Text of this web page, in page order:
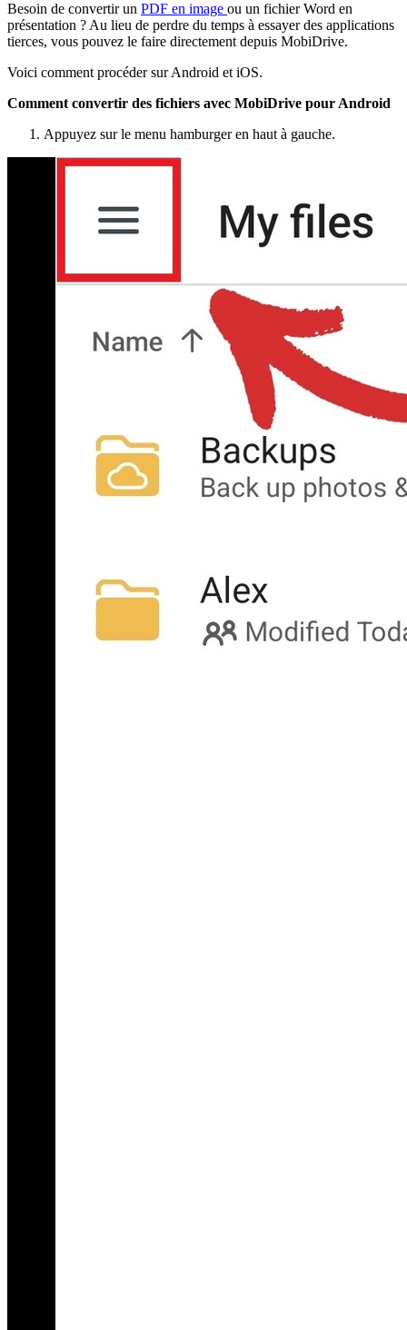
Besoin de convertir un PDF en image ou un fichier Word en
présentation ? Au lieu de perdre du temps à essayer des applications
tierces, vous pouvez le faire directement depuis MobiDrive.
Voici comment procéder sur Android et iOS.
Comment convertir des fichiers avec MobiDrive pour Android
Appuyez sur le menu hamburger en haut à gauche.